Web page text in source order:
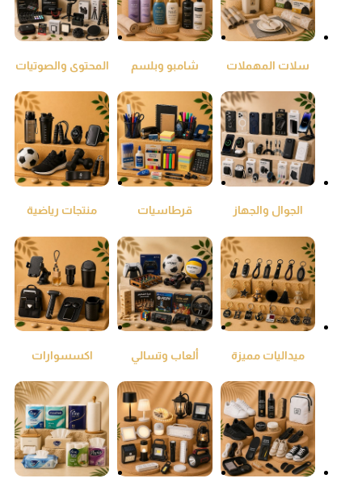
سلات المهملات
شامبو وبلسم المحتوى والصوتيات
الجوال والجهاز
قرطاسيات
منتجات رياضية
ميداليات مميزة ألعاب وتسالي
اكسسوارات